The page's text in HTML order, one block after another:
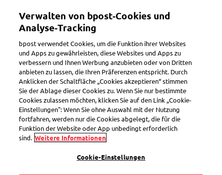
Toggle navigation
Es gibt ein Problem
Mein Paket ist
verloren gegangen.
Was ist zu tun?
Verwalten von bpost‑Cookies und
Analyse‑Tracking
bpost verwendet Cookies, um die Funktion ihrer Websites
und Apps zu gewährleisten, diese Websites und Apps zu
verbessern und Ihnen Werbung anzubieten oder von Dritten
anbieten zu lassen, die Ihren Präferenzen entspricht. Durch
Anklicken der Schaltfläche „Cookies akzeptieren“ stimmen
Sie der Ablage dieser Cookies zu. Wenn Sie nur bestimmte
Cookies zulassen möchten, klicken Sie auf den Link „Cookie-
Einstellungen": Wenn Sie ohne Auswahl mit der Nutzung
fortfahren, werden nur die Cookies abgelegt, die für die
Funktion der Website oder App unbedingt erforderlich
sind. Weitere Informationen
Cookie-Einstellungen